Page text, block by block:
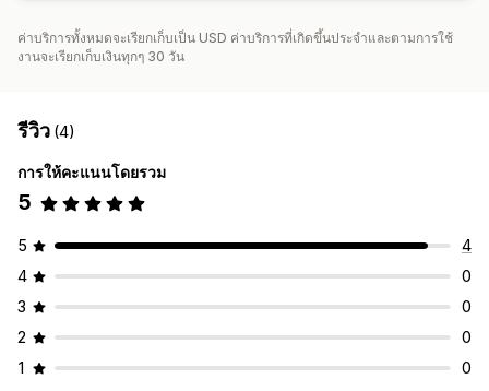
ค่าบริการทั้งหมดจะเรียกเก็บเป็น USD ค่าบริการที่เกิดขึ้นประจำและตามการใช้
งานจะเรียกเก็บเงินทุกๆ 30 วัน
รีวิว (4)
การให้คะแนนโดยรวม
5
5
4
4
0
3
0
2
0
1
0